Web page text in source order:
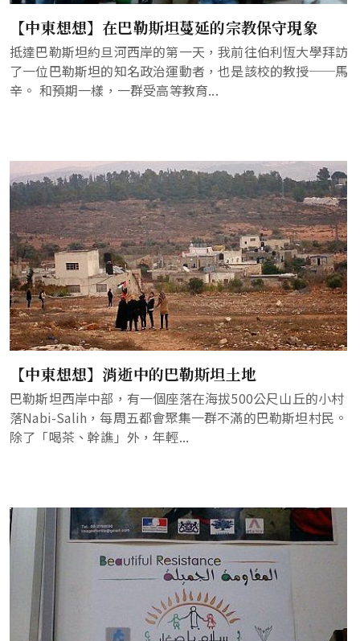
【中東想想】在巴勒斯坦蔓延的宗教保守現象
抵達巴勒斯坦約旦河西岸的第一天，我前往伯利恆大學拜訪
了一位巴勒斯坦的知名政治運動者，也是該校的教授──馬
辛。 和預期一樣，一群受高等教育...
【中東想想】消逝中的巴勒斯坦土地
巴勒斯坦西岸中部，有一個座落在海拔500公尺山丘的小村
落Nabi-Salih，每周五都會聚集一群不滿的巴勒斯坦村民。
除了「喝茶、幹譙」外，年輕...